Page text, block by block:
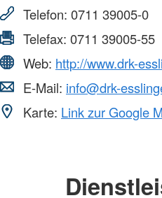
Telefon: 0711 39005-0
Telefax: 0711 39005-55
Web: http://www.drk-
E-Mail: info@drk-
Karte: Link zur Google